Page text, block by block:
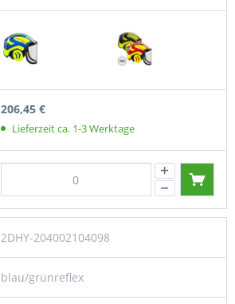
206,45 €
Lieferzeit ca. 1-3 Werktage
2DHY-204002104098
blau/grünreflex